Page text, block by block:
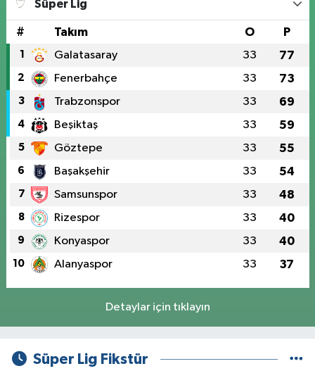
Süper Lig
# Takım O P
1 Galatasaray 33 77
2 Fenerbahçe 33 73
3 Trabzonspor 33 69
4 Beşiktaş 33 59
5 Göztepe 33 55
6 Başakşehir 33 54
7 Samsunspor 33 48
8 Rizespor 33 40
9 Konyaspor 33 40
10 Alanyaspor 33 37
Detaylar için tıklayın
Süper Lig Fikstür